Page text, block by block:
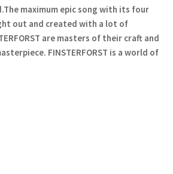
maximum epic song with its four
out and created with a lot of
are masters of their craft and
FINSTERFORST is a world of